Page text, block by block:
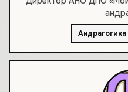
Андрагогика